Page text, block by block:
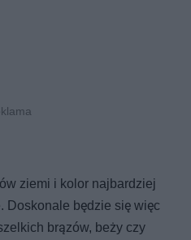
ziemi i kolor najbardziej
Doskonale będzie się więc
brązów, beży czy